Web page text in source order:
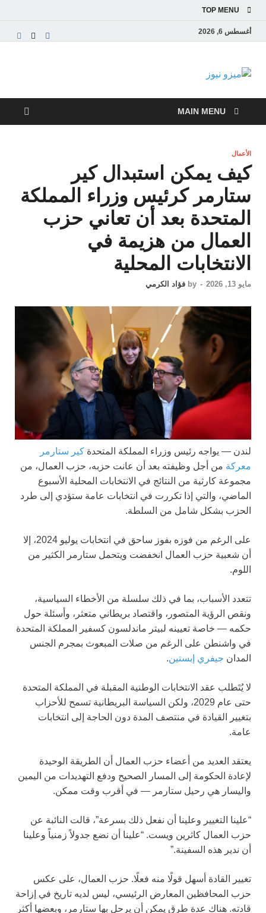
TOP MENU
أغسطس 6, 2026
ميزو نيوز
والاقتصادية
MAIN MENU
الأعمال
كيف يمكن استبدال كير
ستارمر كرئيس وزراء المملكة
المتحدة بعد أن تعاني حزب
العمال من هزيمة في
الانتخابات المحلية
مايو 13, 2026 -
by فؤاد الكرمي
لندن — يواجه رئيس وزراء المملكة المتحدة كير ستارمر
معركة من أجل وظيفته بعد أن عانت حزبه، حزب العمال، من
مجموعة كارثية من النتائج في الانتخابات المحلية الأسبوع
الماضي، والتي إذا تكررت في انتخابات عامة ستؤدي إلى طرد
الحزب بشكل شامل من السلطة.
على الرغم من فوزه بفوز ساحق في انتخابات يوليو 2024، إلا
أن شعبية حزب العمال انخفضت ويتحمل ستارمر الكثير من
اللوم.
تتعدد الأسباب، بما في ذلك سلسلة من الأخطاء السياسية،
ونقص الرؤية المتصور، واقتصاد بريطاني متعثر، وأسئلة حول
حكمه — خاصة تعيينه لبيتر ماندلسون كسفير المملكة المتحدة
في واشنطن على الرغم من صلات المبعوث بمجرم الجنس
المدان جيفري إبستين.
لا يُتَطلب عقد الانتخابات الوطنية المقبلة في المملكة المتحدة
حتى عام 2029، ولكن السياسة البريطانية تسمح للأحزاب
بتغيير القيادة في منتصف المدة دون الحاجة إلى انتخابات
عامة.
يعتقد العديد من أعضاء حزب العمال أن الطريقة الوحيدة
لإعادة الحكومة إلى المسار الصحيح ودفع التهديدات من اليمين
واليسار هي رحيل ستارمر — في أقرب وقت ممكن.
“علينا التغيير وعلينا أن نفعل ذلك بسرعة”، قالت النائبة عن
حزب العمال كاثرين ويست. “علينا أن نضع جدولاً زمنياً وعلينا
أن ندير هذه السفينة.”
تغيير القادة أسهل قولًا منه فعلًا. حزب العمال، على عكس
حزب المحافظين المعارض الرئيسي، ليس لديه تاريخ في إزاحة
قادته. هناك عدة طرق يمكن أن يرحل بها ستارمر، وبعضها أكثر